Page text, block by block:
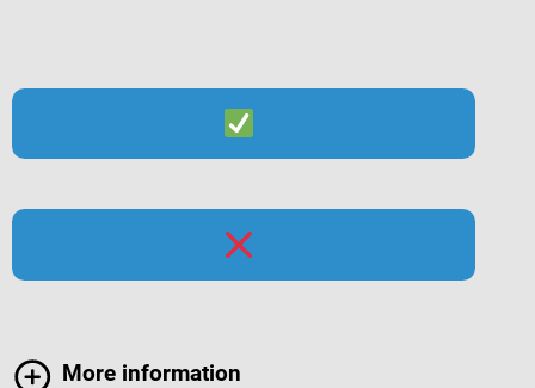
More information
Menü
Infomaterialien zur
Hygiene